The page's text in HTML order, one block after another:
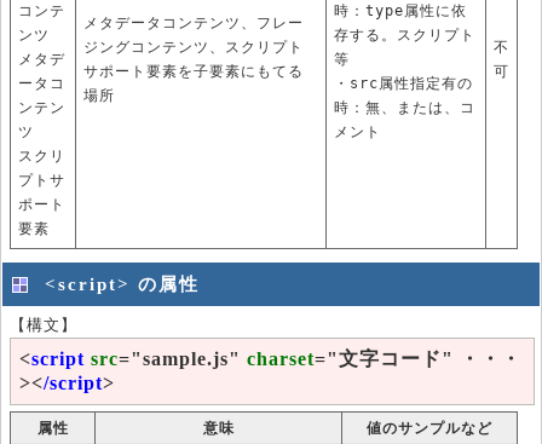
コンテ
ンツ
メタデ
ータコ
ンテン
ツ
スクリ
プトサ
ポート
要素
メタデータコンテンツ、フレー
ジングコンテンツ、スクリプト
サポート要素を子要素にもてる
場所
時：type属性に依
存する。スクリプト
等
・src属性指定有の
時：無、または、コ
メント
不
可
<script> の属性
【構文】
<script src="sample.js" charset="文字コード" ・・・
></script>
属性 意味 値のサンプルなど